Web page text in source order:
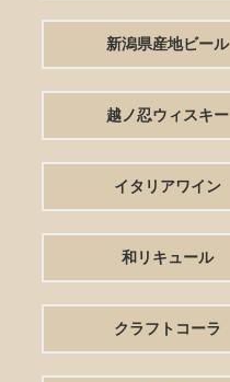
新潟県産地ビール
越ノ忍ウィスキー
イタリアワイン
和リキュール
クラフトコーラ